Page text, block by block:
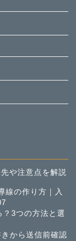
や注意点を解説
線の作り方｜入
3つの方法と選
から送信前確認